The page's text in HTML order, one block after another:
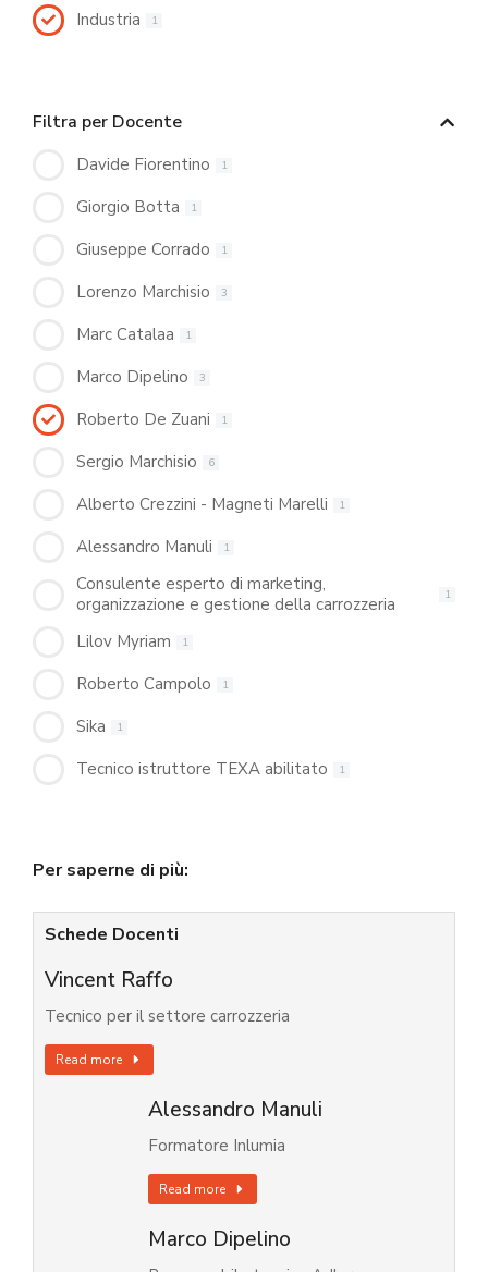
Industria 1
Filtra per Docente
Davide Fiorentino 1
Giorgio Botta 1
Giuseppe Corrado 1
Lorenzo Marchisio 3
Marc Catalaa 1
Marco Dipelino 3
Roberto De Zuani 1
Sergio Marchisio 6
Alberto Crezzini - Magneti Marelli 1
Alessandro Manuli 1
Consulente esperto di marketing,
organizzazione e gestione della carrozzeria
1
Lilov Myriam 1
Roberto Campolo 1
Sika 1
Tecnico istruttore TEXA abilitato 1
Per saperne di più:
Schede Docenti
Vincent Raffo
Tecnico per il settore carrozzeria
Read more
Alessandro Manuli
Formatore Inlumia
Read more
Marco Dipelino